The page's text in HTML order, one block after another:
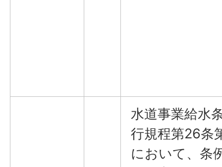
水道事業給水
行規程第26条
において、条